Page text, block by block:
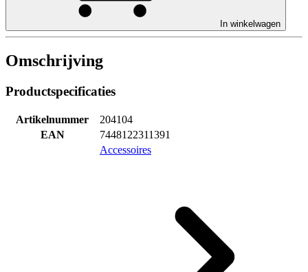
In winkelwagen
Omschrijving
Productspecificaties
Artikelnummer
204104
EAN
7448122311391
Accessoires